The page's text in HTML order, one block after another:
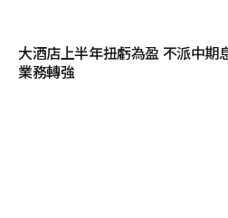
大酒店上半年扭虧為盈 不派中期
業務轉強